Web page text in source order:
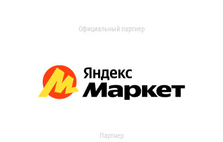
Официальный партнер
Партнер